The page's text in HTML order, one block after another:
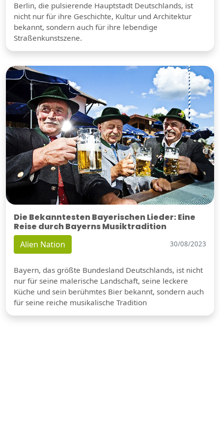
Berlin, die pulsierende Hauptstadt Deutschlands, ist
nicht nur für ihre Geschichte, Kultur und Architektur
bekannt, sondern auch für ihre lebendige
Straßenkunstszene.
Die Bekanntesten Bayerischen Lieder: Eine
Reise durch Bayerns Musiktradition
Alien Nation 30/08/2023
Bayern, das größte Bundesland Deutschlands, ist nicht
nur für seine malerische Landschaft, seine leckere
Küche und sein berühmtes Bier bekannt, sondern auch
für seine reiche musikalische Tradition